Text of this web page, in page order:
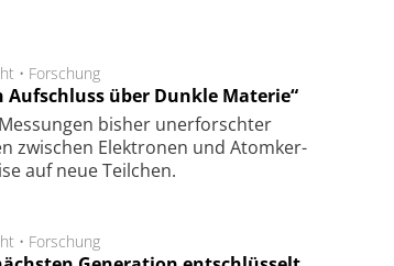
• Forschung
Aufschluss über Dunkle Materie“
bis­her un­er­for­schter
zwi­schen Elek­tro­nen und Atom­ker­
auf neue Teil­chen.
• Forschung